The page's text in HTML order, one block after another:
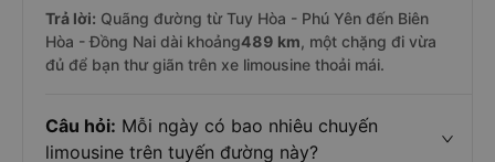
Trả lời: Quãng đường từ Tuy Hòa - Phú Yên đến Biên
Hòa - Đồng Nai dài khoảng489 km, một chặng đi vừa
đủ để bạn thư giãn trên xe limousine thoải mái.
Câu hỏi: Mỗi ngày có bao nhiêu chuyến
limousine trên tuyến đường này?